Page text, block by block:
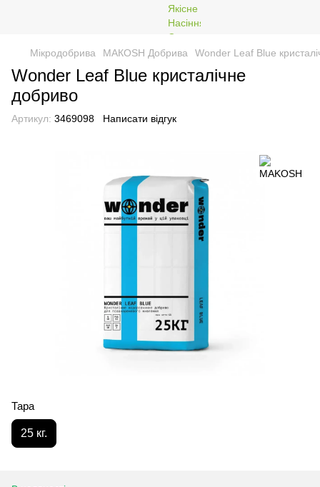
Мікродобрива МАКОSH Добрива Wonder Leaf Blue
Wonder Leaf Blue кристалічне
добриво
Артикул: 3469098 Написати відгук
Тара
25 кг.